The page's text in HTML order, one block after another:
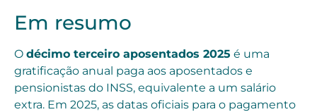
Em resumo
O décimo terceiro aposentados 2025 é uma
gratificação anual paga aos aposentados e
pensionistas do INSS, equivalente a um salário
extra. Em 2025, as datas oficiais para o pagamento